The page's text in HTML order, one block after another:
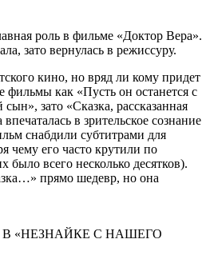
роль в фильме «Доктор Вера».
зато вернулась в режиссуру.
кино, но вряд ли кому придет
фильмы как «Пусть он останется с
зато «Сказка, рассказанная
в зрительское сознание
снабдили субтитрами для
чему его часто крутили по
было всего несколько десятков).
прямо шедевр, но она
В «НЕЗНАЙКЕ С НАШЕГО